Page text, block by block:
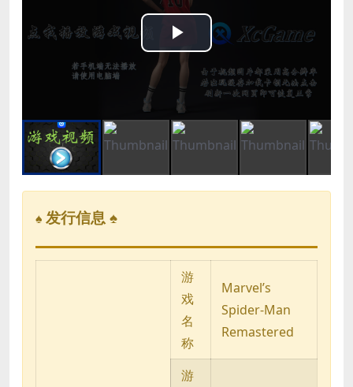
Play
Video
♠ 发行信息 ♠
游
戏
名
称
Marvel’s
Spider-Man
Remastered
游